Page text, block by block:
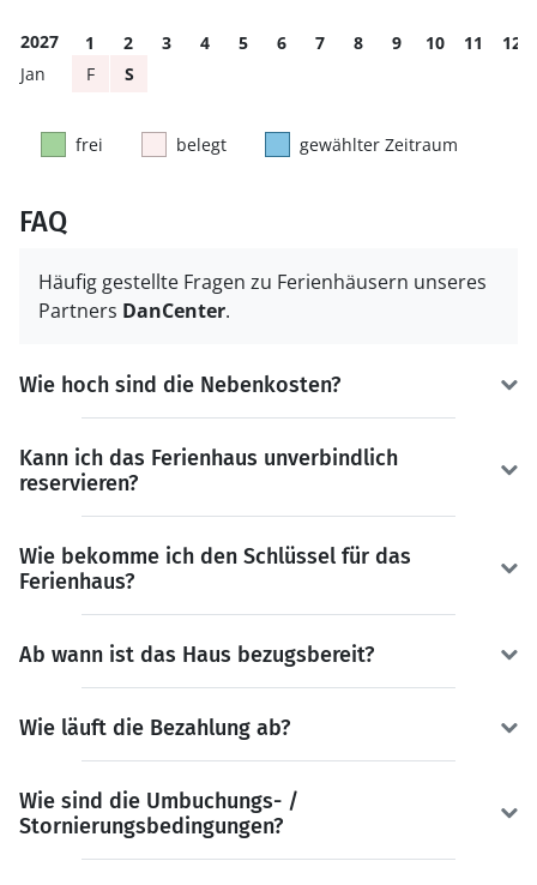
2027 1 2 3 4 5 6 7 8 9 10 11
12
F
S
frei belegt gewählter Zeitraum
FAQ
Häufig gestellte Fragen zu Ferienhäusern unseres
Partners DanCenter.
Wie hoch sind die Nebenkosten?
Kann ich das Ferienhaus unverbindlich
reservieren?
Wie bekomme ich den Schlüssel für das
Ferienhaus?
Ab wann ist das Haus bezugsbereit?
Wie läuft die Bezahlung ab?
Wie sind die Umbuchungs- /
Stornierungsbedingungen?